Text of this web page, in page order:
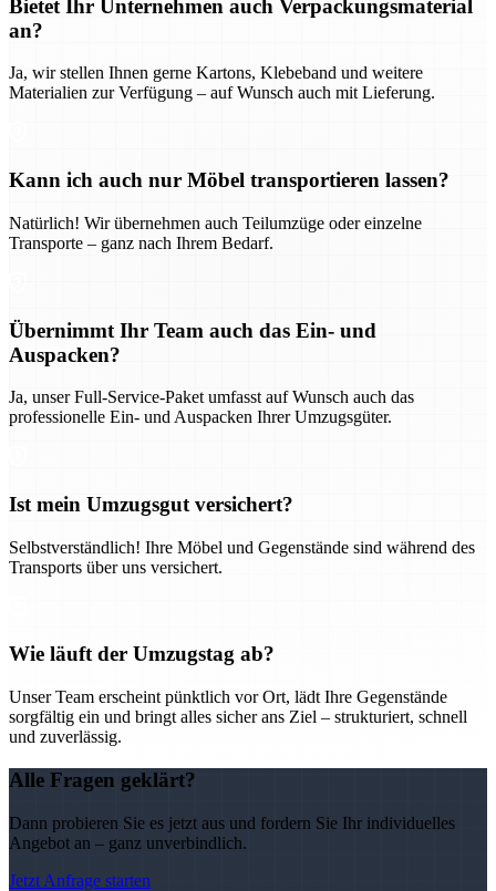
Bietet Ihr Unternehmen auch Verpackungsmaterial
an?
Ja, wir stellen Ihnen gerne Kartons, Klebeband und weitere
Materialien zur Verfügung – auf Wunsch auch mit Lieferung.
Kann ich auch nur Möbel transportieren lassen?
Natürlich! Wir übernehmen auch Teilumzüge oder einzelne
Transporte – ganz nach Ihrem Bedarf.
Übernimmt Ihr Team auch das Ein- und
Auspacken?
Ja, unser Full-Service-Paket umfasst auf Wunsch auch das
professionelle Ein- und Auspacken Ihrer Umzugsgüter.
Ist mein Umzugsgut versichert?
Selbstverständlich! Ihre Möbel und Gegenstände sind während des
Transports über uns versichert.
Wie läuft der Umzugstag ab?
Unser Team erscheint pünktlich vor Ort, lädt Ihre Gegenstände
sorgfältig ein und bringt alles sicher ans Ziel – strukturiert, schnell
und zuverlässig.
Alle Fragen geklärt?
Dann probieren Sie es jetzt aus und fordern Sie Ihr individuelles
Angebot an – ganz unverbindlich.
Jetzt Anfrage starten